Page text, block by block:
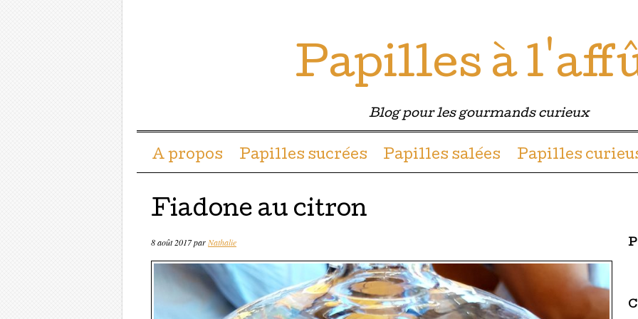
Papilles à
Blog pour les gourmands curieux
Menu ☰
Passer directement au contenu
A propos Papilles sucrées Papilles salées Papilles
Fiadone au citron
8 août 2017parNathalie